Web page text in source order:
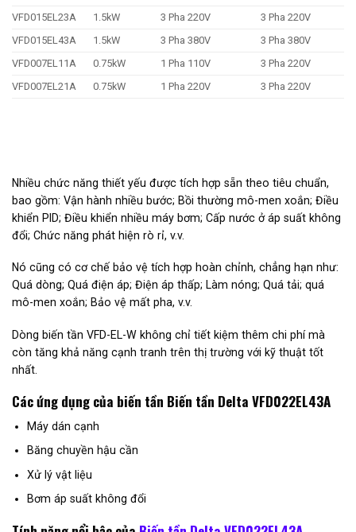
VFD015EL23A
1.5kW 3 Pha 220V
3 Pha 220V
VFD015EL43A
1.5kW 3 Pha 380V
3 Pha 380V
VFD007EL11A
0.75kW 1 Pha 110V
3 Pha 220V
VFD007EL21A
0.75kW 1 Pha 220V 3 Pha 220V
Nhiều chức năng thiết yếu được tích hợp sẵn theo tiêu chuẩn,
bao gồm: Vận hành nhiều bước; Bồi thường mô-men xoắn; Điều
khiển PID; Điều khiển nhiều máy bơm; Cấp nước ở áp suất không
đổi; Chức năng phát hiện rò rỉ, v.v.
Nó cũng có cơ chế bảo vệ tích hợp hoàn chỉnh, chẳng hạn như:
Quá dòng; Quá điện áp; Điện áp thấp; Làm nóng; Quá tải; quá
mô-men xoắn; Bảo vệ mất pha, v.v.
Dòng biến tần VFD-EL-W không chỉ tiết kiệm thêm chi phí mà
còn tăng khả năng cạnh tranh trên thị trường với kỹ thuật tốt
nhất.
Các ứng dụng của biến tần Biến tần Delta VFD022EL43A
Máy dán cạnh
Băng chuyền hậu cần
Xử lý vật liệu
Bơm áp suất không đổi